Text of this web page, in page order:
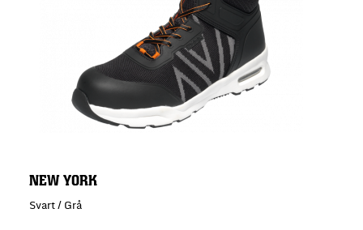
NEW YORK
Svart / Grå